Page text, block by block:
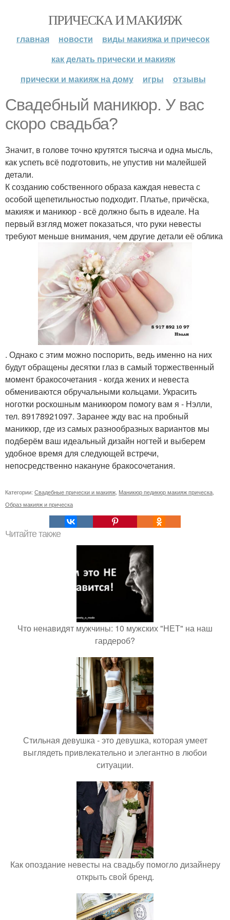
ПРИЧЕСКА И МАКИЯЖ
главная новости
виды макияжа и причесок
как делать прически и макияж
прически и макияж на дому
игры отзывы
Свадебный маникюр. У вас
скоро свадьба?
Значит, в голове точно крутятся тысяча и одна мысль,
как успеть всё подготовить, не упустив ни малейшей
детали.
К созданию собственного образа каждая невеста с
особой щепетильностью подходит. Платье, причёска,
макияж и маникюр - всё должно быть в идеале. На
первый взгляд может показаться, что руки невесты
требуют меньше внимания, чем другие детали её облика
. Однако с этим можно поспорить, ведь именно на них
будут обращены десятки глаз в самый торжественный
момент бракосочетания - когда жених и невеста
обмениваются обручальными кольцами. Украсить
ноготки роскошным маникюром помогу вам я - Нэлли,
тел. 89178921097. Заранее жду вас на пробный
маникюр, где из самых разнообразных вариантов мы
подберём ваш идеальный дизайн ногтей и выберем
удобное время для следующей встречи,
непосредственно накануне бракосочетания.
Категории: Свадебные прически и макияж, Маникюр педикюр макияж прическа,
Образ макияж и прическа
Читайте также
Что ненавидят мужчины: 10 мужских "НЕТ" на наш
гардероб?
Стильная девушка - это девушка, которая умеет
выглядеть привлекательно и элегантно в любои
ситуации.
Как опоздание невесты на свадьбу помогло дизайнеру
открыть свой бренд.